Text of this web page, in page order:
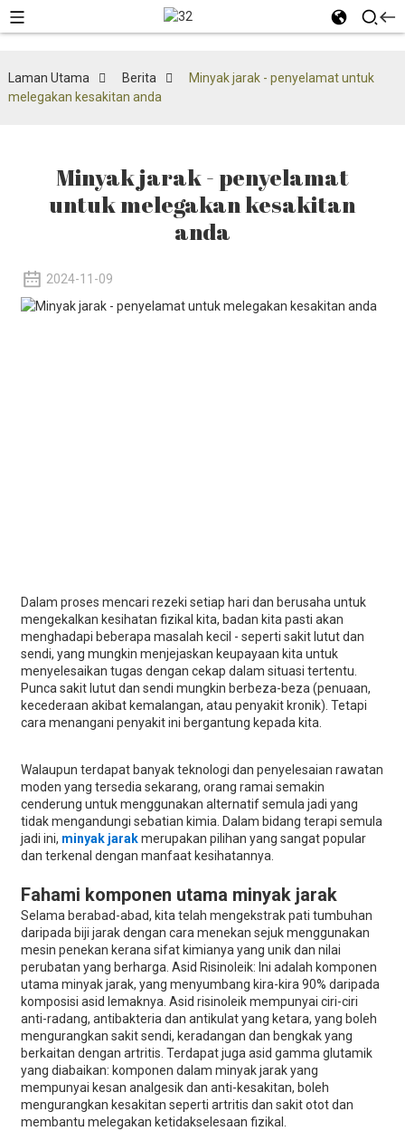
Laman Utama Berita
Minyak jarak - penyelamat untuk
melegakan kesakitan anda
Minyak jarak - penyelamat
untuk melegakan kesakitan
anda
2024-11-09
Dalam proses mencari rezeki setiap hari dan berusaha untuk
mengekalkan kesihatan fizikal kita, badan kita pasti akan
menghadapi beberapa masalah kecil - seperti sakit lutut dan
sendi, yang mungkin menjejaskan keupayaan kita untuk
menyelesaikan tugas dengan cekap dalam situasi tertentu.
Punca sakit lutut dan sendi mungkin berbeza-beza (penuaan,
kecederaan akibat kemalangan, atau penyakit kronik). Tetapi
cara menangani penyakit ini bergantung kepada kita.
Walaupun terdapat banyak teknologi dan penyelesaian rawatan
moden yang tersedia sekarang, orang ramai semakin
cenderung untuk menggunakan alternatif semula jadi yang
tidak mengandungi sebatian kimia. Dalam bidang terapi semula
jadi ini, minyak jarakmerupakan pilihan yang sangat popular
dan terkenal dengan manfaat kesihatannya.
Fahami komponen utama minyak jarak
Selama berabad-abad, kita telah mengekstrak pati tumbuhan
daripada biji jarak dengan cara menekan sejuk menggunakan
mesin penekan kerana sifat kimianya yang unik dan nilai
perubatan yang berharga. Asid Risinoleik: Ini adalah komponen
utama minyak jarak, yang menyumbang kira-kira 90% daripada
komposisi asid lemaknya. Asid risinoleik mempunyai ciri-ciri
anti-radang, antibakteria dan antikulat yang ketara, yang boleh
mengurangkan sakit sendi, keradangan dan bengkak yang
berkaitan dengan artritis. Terdapat juga asid gamma glutamik
yang diabaikan: komponen dalam minyak jarak yang
mempunyai kesan analgesik dan anti-kesakitan, boleh
mengurangkan kesakitan seperti artritis dan sakit otot dan
membantu melegakan ketidakselesaan fizikal.